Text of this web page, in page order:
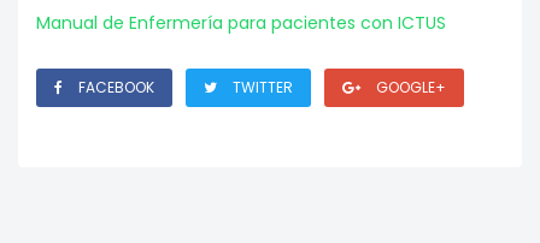
Manual de Enfermería para pacientes con ICTUS
FACEBOOK TWITTER GOOGLE+